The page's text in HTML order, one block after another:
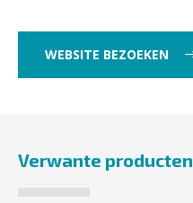
WEBSITE BEZOEKEN
Verwante producten